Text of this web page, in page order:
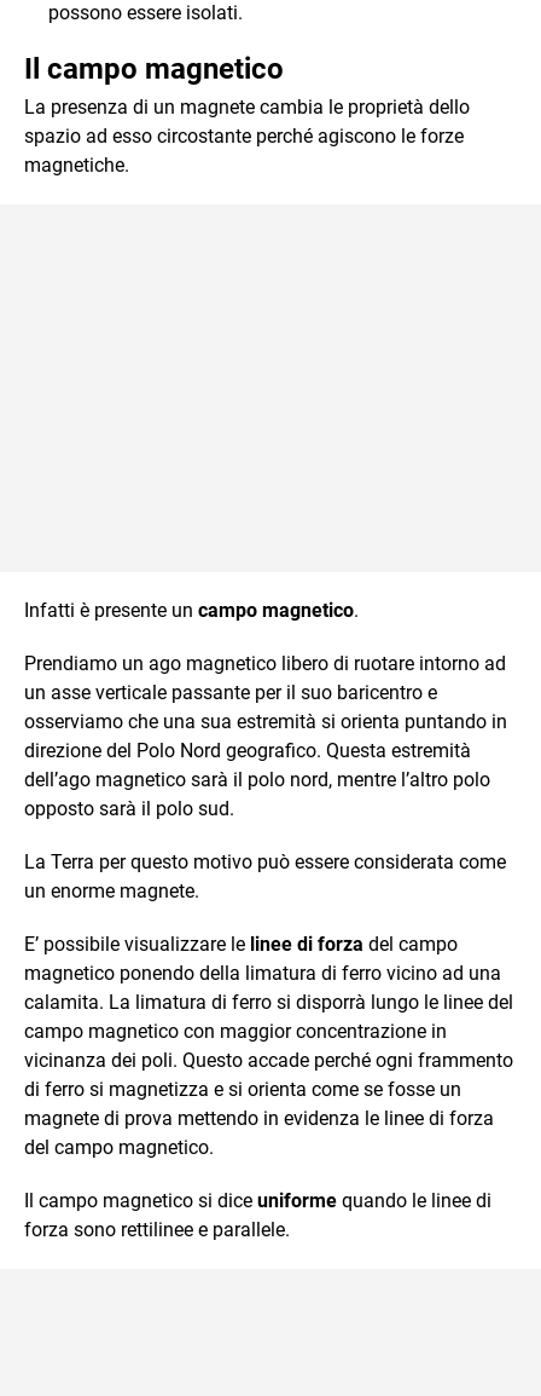
possono essere isolati.
Il campo magnetico
La presenza di un magnete cambia le proprietà dello
spazio ad esso circostante perché agiscono le forze
magnetiche.
Infatti è presente un campo magnetico.
Prendiamo un ago magnetico libero di ruotare intorno ad
un asse verticale passante per il suo baricentro e
osserviamo che una sua estremità si orienta puntando in
direzione del Polo Nord geografico. Questa estremità
dell’ago magnetico sarà il polo nord, mentre l’altro polo
opposto sarà il polo sud.
La Terra per questo motivo può essere considerata come
un enorme magnete.
E’ possibile visualizzare le linee di forza del campo
magnetico ponendo della limatura di ferro vicino ad una
calamita. La limatura di ferro si disporrà lungo le linee del
campo magnetico con maggior concentrazione in
vicinanza dei poli. Questo accade perché ogni frammento
di ferro si magnetizza e si orienta come se fosse un
magnete di prova mettendo in evidenza le linee di forza
del campo magnetico.
Il campo magnetico si dice uniforme quando le linee di
forza sono rettilinee e parallele.